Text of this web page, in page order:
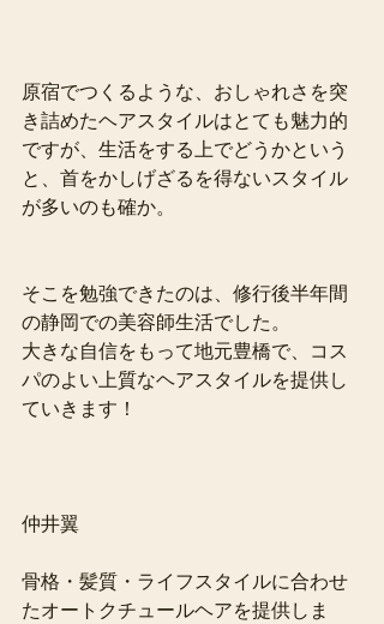
原宿でつくるような、おしゃれさを突
き詰めたヘアスタイルはとても魅力的
ですが、生活をする上でどうかという
と、首をかしげざるを得ないスタイル
が多いのも確か。
そこを勉強できたのは、修行後半年間
の静岡での美容師生活でした。
大きな自信をもって地元豊橋で、コス
パのよい上質なヘアスタイルを提供し
ていきます！
仲井翼
骨格・髪質・ライフスタイルに合わせ
たオートクチュールヘアを提供しま